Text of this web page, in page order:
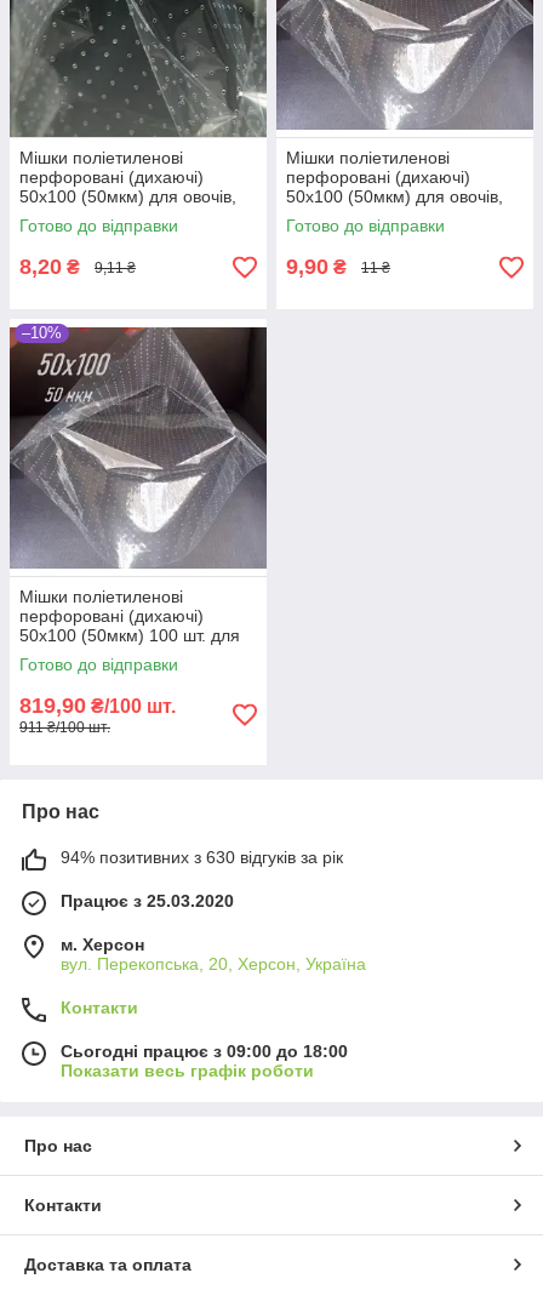
Мішки поліетиленові
перфоровані (дихаючі)
50х100 (50мкм) для овочів,
для зелені
Готово до відправки
8,20 ₴ 9,11 ₴
Мішки поліетиленові
перфоровані (дихаючі)
50х100 (50мкм) для овочів,
для зелені поліетиленові
Готово до відправки
9,90 ₴ 11 ₴
–10%
Мішки поліетиленові
перфоровані (дихаючі)
50х100 (50мкм) 100 шт. для
овочів, для зелені
Готово до відправки
819,90 ₴/100 шт.
911 ₴/100 шт.
Про нас
94% позитивних з 630 відгуків за рік
Працює з 25.03.2020
м. Херсон
вул. Перекопська, 20, Херсон, Україна
Контакти
Сьогодні працює з 09:00 до 18:00
Показати весь графік роботи
Про нас
Контакти
Доставка та оплата